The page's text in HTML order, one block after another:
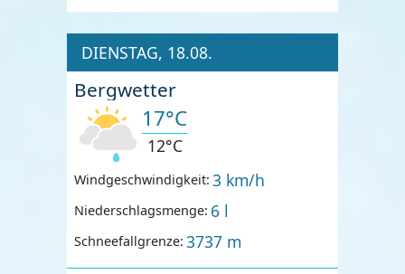
DIENSTAG, 18.08.
Bergwetter
17°C
12°C
Windgeschwindigkeit: 3 km/h
Niederschlagsmenge: 6 l
Schneefallgrenze: 3737 m